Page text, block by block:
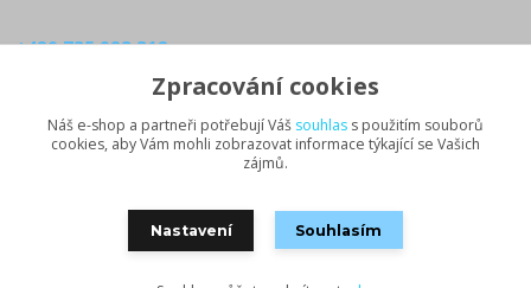
+420 735 923 312
info@gravirkov.com
Zpracování cookies
Náš e-shop a partneři potřebují Váš souhlas s použitím souborů
cookies, aby Vám mohli zobrazovat informace týkající se Vašich
zájmů.
Nastavení Souhlasím